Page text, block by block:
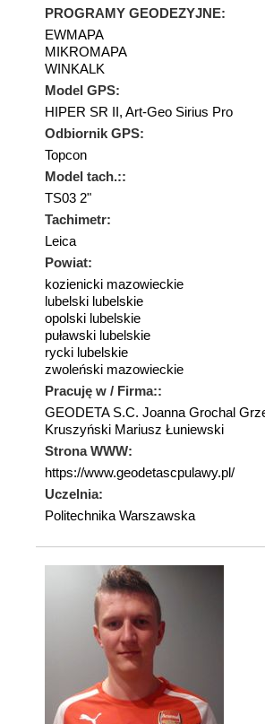
PROGRAMY GEODEZYJNE:
EWMAPA
MIKROMAPA
WINKALK
Model GPS:
HIPER SR II, Art-Geo Sirius Pro
Odbiornik GPS:
Topcon
Model tach.::
TS03 2"
Tachimetr:
Leica
Powiat:
kozienicki mazowieckie
lubelski lubelskie
opolski lubelskie
puławski lubelskie
rycki lubelskie
zwoleński mazowieckie
Pracuję w / Firma::
GEODETA S.C. Joanna Grochal
Kruszyński Mariusz Łuniewski
Strona WWW:
https://www.geodetascpulawy.pl/
Uczelnia:
Politechnika Warszawska